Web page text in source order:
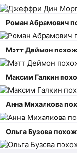
Роман Абрамович
Мэтт Деймон похож
Максим Галкин
Анна Михалкова
Ольга Бузова